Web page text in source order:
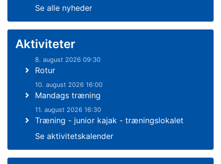
Se alle nyheder
Aktiviteter
8. august 2026 09:30
Rotur
10. august 2026 16:00
Mandags træning
11. august 2026 16:30
Træning - junior kajak - træningslokalet
Se aktivitetskalender